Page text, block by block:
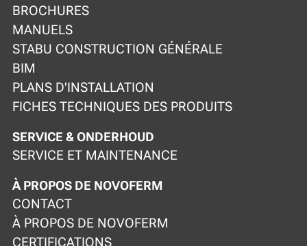
BROCHURES
MANUELS
STABU CONSTRUCTION GÉNÉRALE
BIM
PLANS D'INSTALLATION
FICHES TECHNIQUES DES PRODUITS
SERVICE & ONDERHOUD
SERVICE ET MAINTENANCE
À PROPOS DE NOVOFERM
CONTACT
À PROPOS DE NOVOFERM
CERTIFICATIONS